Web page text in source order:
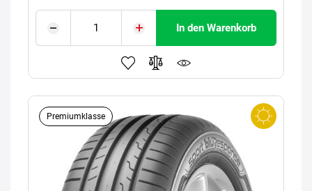
In den Warenkorb
Premiumklasse